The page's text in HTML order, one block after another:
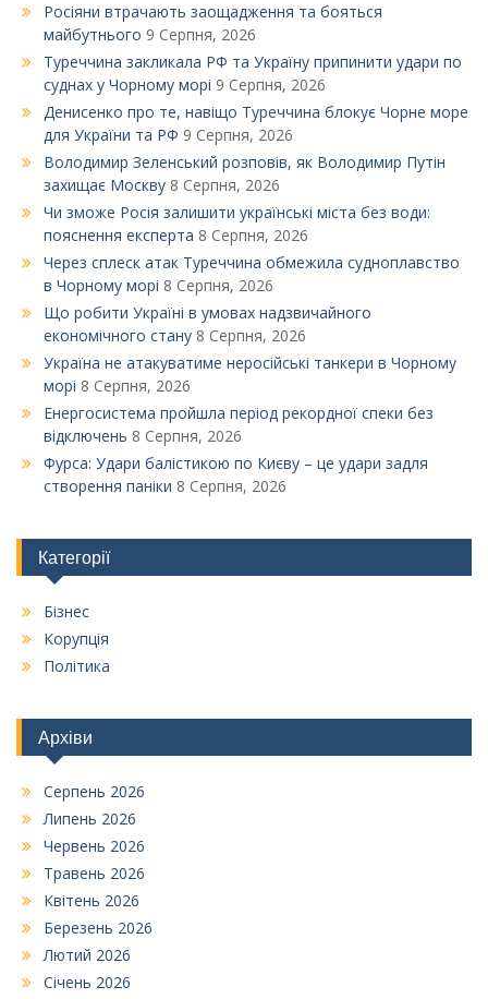
Росіяни втрачають заощадження та бояться
майбутнього 9 Серпня, 2026
Туреччина закликала РФ та Україну припинити удари по
суднах у Чорному морі 9 Серпня, 2026
Денисенко про те, навіщо Туреччина блокує Чорне море
для України та РФ 9 Серпня, 2026
Володимир Зеленський розповів, як Володимир Путін
захищає Москву 8 Серпня, 2026
Чи зможе Росія залишити українські міста без води:
пояснення експерта 8 Серпня, 2026
Через сплеск атак Туреччина обмежила судноплавство
в Чорному морі 8 Серпня, 2026
Що робити Україні в умовах надзвичайного
економічного стану 8 Серпня, 2026
Україна не атакуватиме неросійські танкери в Чорному
морі 8 Серпня, 2026
Енергосистема пройшла період рекордної спеки без
відключень 8 Серпня, 2026
Фурса: Удари балістикою по Києву – це удари задля
створення паніки 8 Серпня, 2026
Категорії
Бізнес
Корупція
Політика
Архіви
Серпень 2026
Липень 2026
Червень 2026
Травень 2026
Квітень 2026
Березень 2026
Лютий 2026
Січень 2026